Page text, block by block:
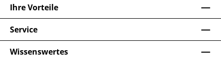
Ihre Vorteile
Service
Wissenswertes